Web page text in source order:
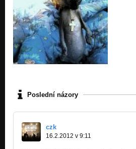
Poslední názory
czk
16.2.2012 v 9:11